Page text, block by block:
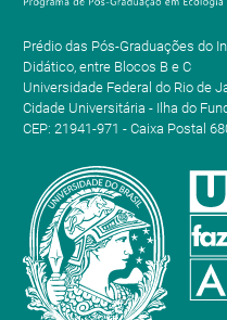
Prédio das Pós-Graduações do
Didático, entre Blocos B e C
Universidade Federal do Rio de
Cidade Universitária - Ilha do
CEP: 21941-971 - Caixa Postal